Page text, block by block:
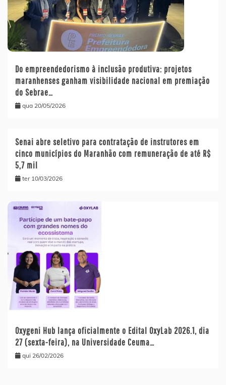
Do empreendedorismo à inclusão produtiva: projetos
maranhenses ganham visibilidade nacional em premiação
do Sebrae…
qua 20/05/2026
Senai abre seletivo para contratação de instrutores em
cinco municípios do Maranhão com remuneração de até R$
5,7 mil
ter 10/03/2026
Oxygeni Hub lança oficialmente o Edital OxyLab 2026.1, dia
27 (sexta-feira), na Universidade Ceuma…
qui 26/02/2026